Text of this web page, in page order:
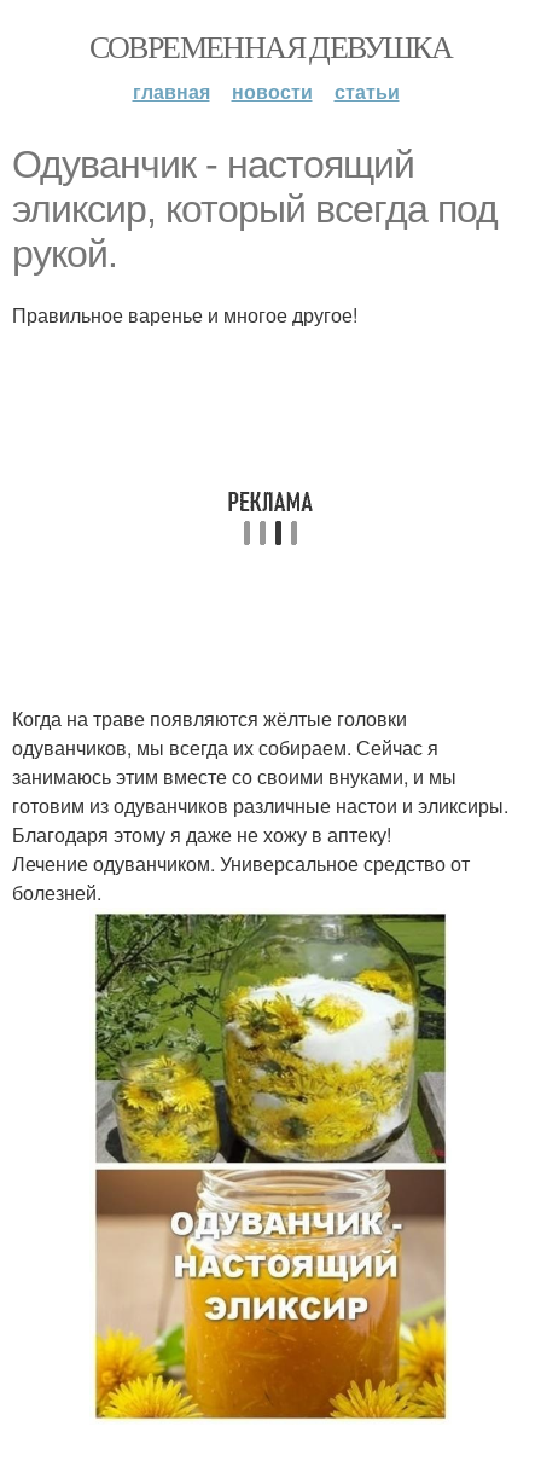
СОВРЕМЕННАЯ ДЕВУШКА
главная новости статьи
Одуванчик - настоящий
эликсир, который всегда под
рукой.
Правильное варенье и многое другое!
Когда на траве появляются жёлтые головки
одуванчиков, мы всегда их собираем. Сейчас я
занимаюсь этим вместе со своими внуками, и мы
готовим из одуванчиков различные настои и эликсиры.
Благодаря этому я даже не хожу в аптеку!
Лечение одуванчиком. Универсальное средство от
болезней.